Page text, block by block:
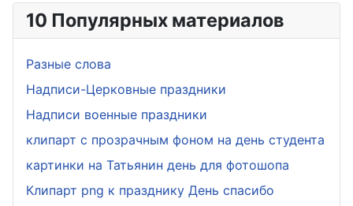
10 Популярных материалов
Разные слова
Надписи-Церковные праздники
Надписи военные праздники
клипарт с прозрачным фоном на день студента
картинки на Татьянин день для фотошопа
Клипарт png к празднику День спасибо